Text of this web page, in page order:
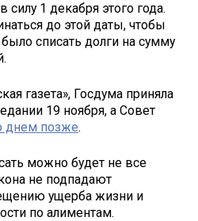
силу 1 декабря этого года.
до этой даты, чтобы
списать долги на сумму
газета», Госдума приняла
19 ноября, а Совет
днем позже.
можно будет не все
не подпадают
ущерба жизни и
по алиментам.